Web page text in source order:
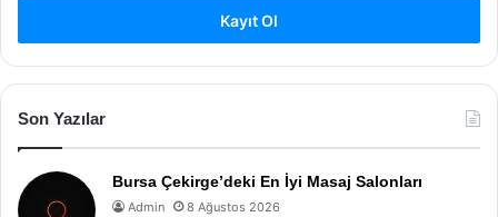
Kayıt Ol
Son Yazılar
Bursa Çekirge’deki En İyi Masaj Salonları
Admin 8 Ağustos 2026